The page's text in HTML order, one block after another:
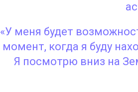
«У меня будет
момент, когда я буду
Я посмотрю вниз на